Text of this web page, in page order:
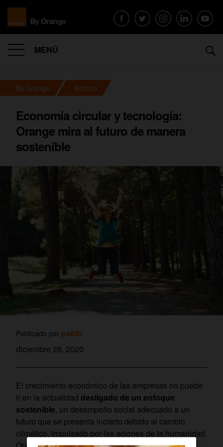
MENÚ
By Orange Archivo
Economía circular y tecnología:
Orange mira al futuro de manera
sostenible
Publicado por pablo
diciembre 28, 2020
El crecimiento económico de las empresas no puede
ir en la actualidad desligado de un enfoque
sostenible, un desempeño social adecuado a un
futuro que se presenta incierto debido al cambio
climático, impulsado por las aciones de la humanidad.